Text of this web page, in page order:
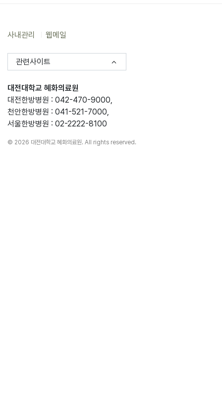
사내관리 웹메일
관련사이트
대전대학교 혜화의료원
대전한방병원 : 042-470-9000,
천안한방병원 : 041-521-7000,
서울한방병원 : 02-2222-8100
© 2026 대전대학교 혜화의료원. All rights reserved.